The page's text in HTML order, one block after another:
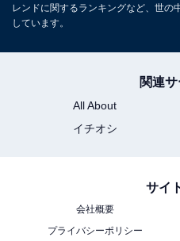
「約1,100本の桜が天守を
「彦根城は歴史ある天守
の中で春の風情をゆった
「国宝の天守と満開の桜
レンドに関するランキングなど、世の
しています。
関連
All About
イチオシ
サイ
会社概要
プライバシーポリシー